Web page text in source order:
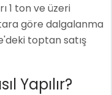
1 ton ve üzeri
göre dalgalanma
toptan satış
Yapılır?